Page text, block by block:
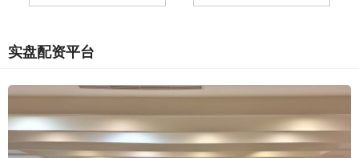
实盘配资平台